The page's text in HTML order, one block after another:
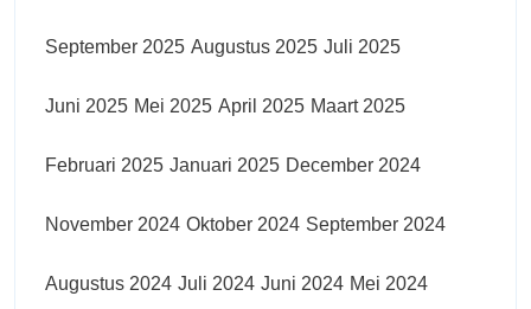
September 2025 Augustus 2025 Juli 2025
Juni 2025 Mei 2025 April 2025 Maart 2025
Februari 2025 Januari 2025 December 2024
November 2024 Oktober 2024 September 2024
Augustus 2024 Juli 2024 Juni 2024 Mei 2024